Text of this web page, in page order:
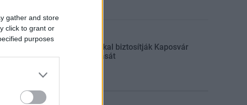
gather and store
click to grant or
purposes
Új kutakkal biztosítják Kaposvár
vízellátását